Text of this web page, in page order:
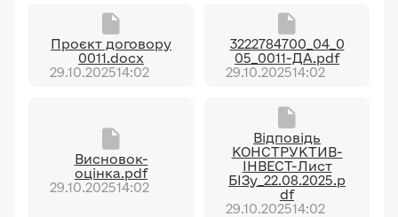
Проєкт договору
0011.docx
29.10.202514:02
3222784700_04_0
05_0011-ДА.pdf
29.10.202514:02
Висновок-
оцінка.pdf
29.10.202514:02
Відповідь
КОНСТРУКТИВ-
ІНВЕСТ-Лист
БІЗу_22.08.2025.p
df
29.10.202514:02